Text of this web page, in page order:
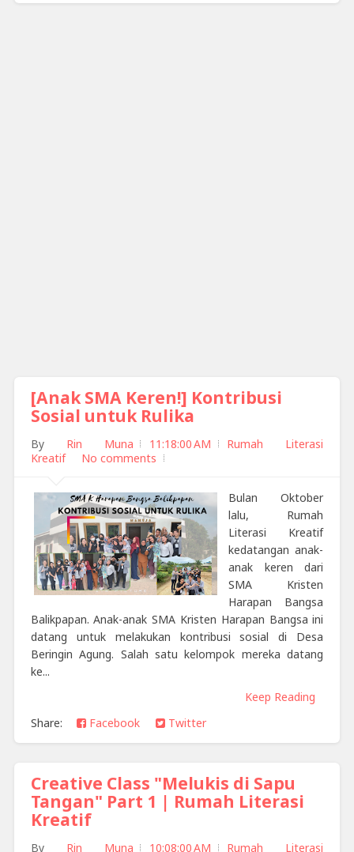
[Anak SMA Keren!] Kontribusi
Sosial untuk Rulika
By Rin Muna 11:18:00 AM
Rumah Literasi
Kreatif
No comments
Bulan Oktober
lalu, Rumah
Literasi Kreatif
kedatangan anak-
anak keren dari
SMA Kristen
Harapan Bangsa
Balikpapan. Anak-anak SMA Kristen Harapan Bangsa ini
datang untuk melakukan kontribusi sosial di Desa
Beringin Agung. Salah satu kelompok mereka datang
ke...
Keep Reading
Share:
Facebook Twitter
Creative Class "Melukis di Sapu
Tangan" Part 1 | Rumah Literasi
Kreatif
By Rin Muna 10:08:00 AM Rumah Literasi